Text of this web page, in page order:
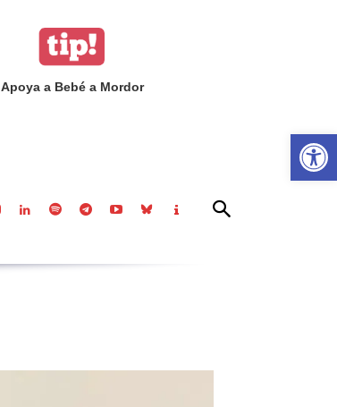
Apoya a Bebé a Mordor